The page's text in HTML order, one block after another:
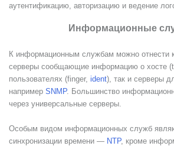
аутентификацию, авторизацию и ведение
Информационные
К информационным службам можно отнести
серверы сообщающие информацию о хосте
пользователях (finger, ident), так и серверы
например SNMP. Большинство
через универсальные серверы.
Особым видом информационных служб
синхронизации времени — NTP, кроме